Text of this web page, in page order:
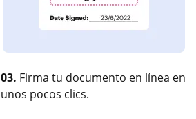
03. Firma tu documento en línea en
unos pocos clics.